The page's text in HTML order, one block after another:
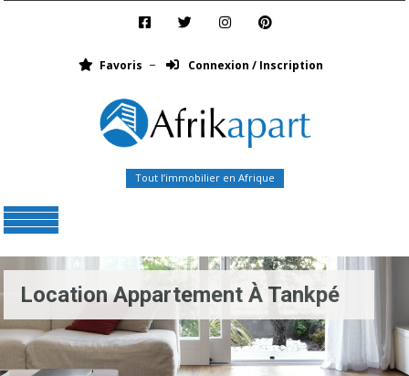
Favoris Connexion / Inscription
Tout l’immobilier en Afrique
Location Appartement À Tankpé